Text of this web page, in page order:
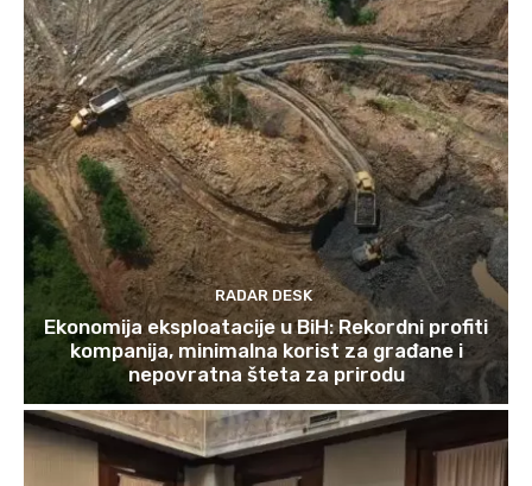
RADAR DESK
Ekonomija eksploatacije u BiH: Rekordni profiti
kompanija, minimalna korist za građane i
nepovratna šteta za prirodu